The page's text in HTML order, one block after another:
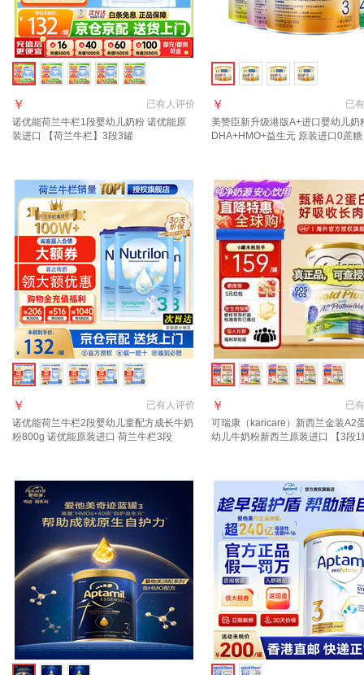
已有人评价
￥
诺优能荷兰牛栏1段婴幼儿奶粉 诺优能原
装进口 【荷兰牛栏】3段3罐
已有
￥
美赞臣新升级港版A+进口婴幼儿奶
DHA+HMO+益生元 原装进口0蔗
已有人评价
￥
诺优能荷兰牛栏2段婴幼儿童配方成长牛奶
粉800g 诺优能原装进口 荷兰牛栏3段
已有
￥
可瑞康（karicare）新西兰金装A2
幼儿牛奶粉新西兰原装进口 【3段1